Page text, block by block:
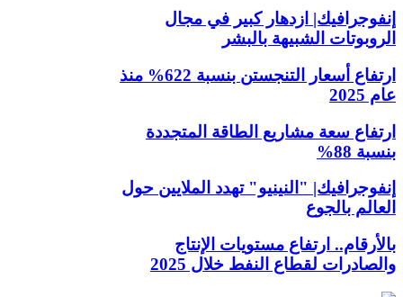
إنفوجرافيك| ازدهار كبير في مجال
الروبوتات الشبيهة بالبشر
ارتفاع أسعار التنجستن بنسبة 622% منذ
عام 2025
ارتفاع سعة مشاريع الطاقة المتجددة
بنسبة 88%
إنفوجرافيك| "النينيو" تهدد الملايين حول
العالم بالجوع
بالأرقام.. ارتفاع مستويات الإنتاج
والصادرات لقطاع النفط خلال 2025